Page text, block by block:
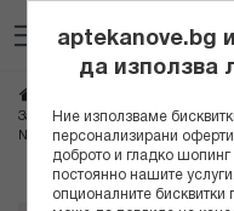
към
съдържанието
За растеж на косата
NOVE COSMETICS МАСКА ЗА
Преминете
aptekanove.bg
да използва
Ние използваме
персонализирани
доброто и гладко
постоянно нашите
опционалните